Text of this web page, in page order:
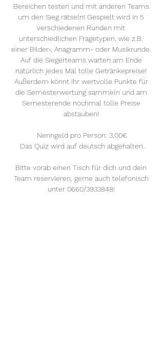
Bereichen testen und mit anderen Teams
um den Sieg rätseln! Gespielt wird in 5
verschiedenen Runden mit
unterschiedlichen Fragetypen, wie z.B.
einer Bilder-, Anagramm- oder Musikrunde.
Auf die Siegerteams warten am Ende
natürlich jedes Mal tolle Getränkepreise!
Außerdem könnt ihr wertvolle Punkte für
die Semesterwertung sammeln und am
Semesterende nochmal tolle Preise
abstauben!
Nenngeld pro Person: 3,00€
Das Quiz wird auf deutsch abgehalten.
Bitte vorab einen Tisch für dich und dein
Team reservieren, gerne auch telefonisch
unter 0660/3933848!